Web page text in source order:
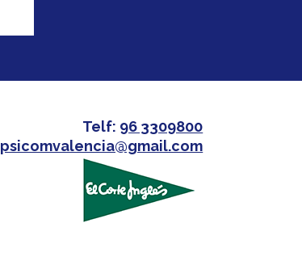
Telf: 96 3309800
psicomvalencia@gmail.com